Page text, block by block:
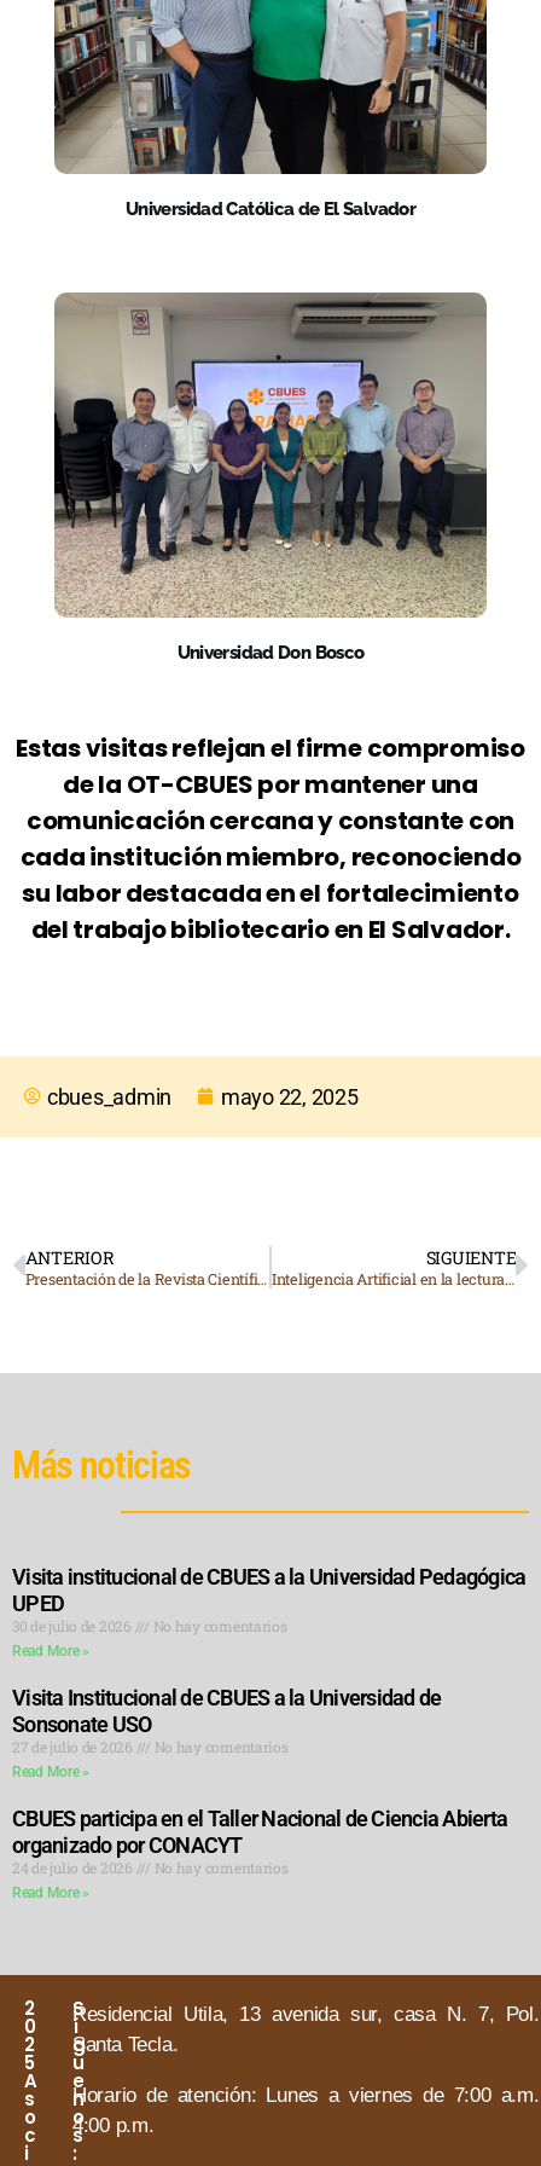
Universidad Católica de El Salvador
Universidad Don Bosco
Estas visitas reflejan el firme compromiso
de la OT-CBUES por mantener una
comunicación cercana y constante con
cada institución miembro, reconociendo
su labor destacada en el fortalecimiento
del trabajo bibliotecario en El Salvador.
cbues_admin mayo 22, 2025
ANTERIOR
Presentación de la Revista Científica Alerta
SIGUIENTE
Inteligencia Artificial en la lectura y escritura
Más noticias
Visita institucional de CBUES a la Universidad Pedagógica
UPED
30 de julio de 2026 No hay comentarios
Read More »
Visita Institucional de CBUES a la Universidad de
Sonsonate USO
27 de julio de 2026 No hay comentarios
Read More »
CBUES participa en el Taller Nacional de Ciencia Abierta
organizado por CONACYT
24 de julio de 2026 No hay comentarios
Read More »
2
0
2
5
A
s
o
c
i
S
í
g
u
e
n
o
s
:
Residencial Utila, 13 avenida sur, casa N. 7,
Santa Tecla.
Horario de atención: Lunes a viernes de 7:00
4:00 p.m.